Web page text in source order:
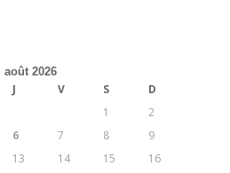
août 2026
J V S
D
1
2
6 7 8
9
13 14 15
16